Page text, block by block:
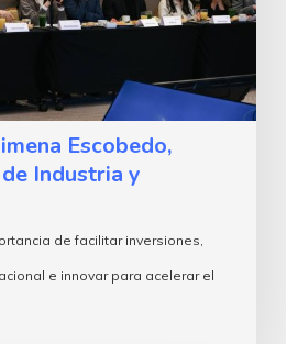
Escobedo,
Industria y
de facilitar inversiones,
e innovar para acelerar el